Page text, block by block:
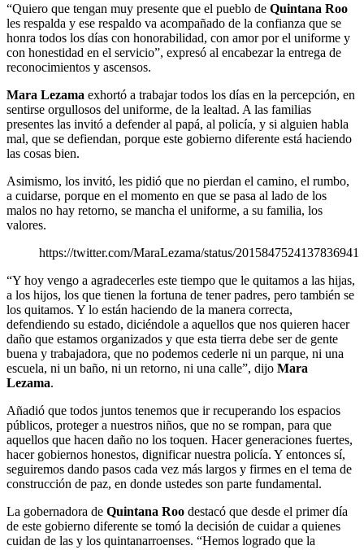
“Quiero que tengan muy presente que el pueblo de Quintana Roo
les respalda y ese respaldo va acompañado de la confianza que se
honra todos los días con honorabilidad, con amor por el uniforme y
con honestidad en el servicio”, expresó al encabezar la entrega de
reconocimientos y ascensos.
Mara Lezama exhortó a trabajar todos los días en la percepción, en
sentirse orgullosos del uniforme, de la lealtad. A las familias
presentes las invitó a defender al papá, al policía, y si alguien habla
mal, que se defiendan, porque este gobierno diferente está haciendo
las cosas bien.
Asimismo, los invitó, les pidió que no pierdan el camino, el rumbo,
a cuidarse, porque en el momento en que se pasa al lado de los
malos no hay retorno, se mancha el uniforme, a su familia, los
valores.
https://twitter.com/MaraLezama/status/2015847524137836941
“Y hoy vengo a agradecerles este tiempo que le quitamos a las hijas,
a los hijos, los que tienen la fortuna de tener padres, pero también se
los quitamos. Y lo están haciendo de la manera correcta,
defendiendo su estado, diciéndole a aquellos que nos quieren hacer
daño que estamos organizados y que esta tierra debe ser de gente
buena y trabajadora, que no podemos cederle ni un parque, ni una
escuela, ni un baño, ni un retorno, ni una calle”, dijo Mara
Lezama.
Añadió que todos juntos tenemos que ir recuperando los espacios
públicos, proteger a nuestros niños, que no se rompan, para que
aquellos que hacen daño no los toquen. Hacer generaciones fuertes,
hacer gobiernos honestos, dignificar nuestra policía. Y entonces sí,
seguiremos dando pasos cada vez más largos y firmes en el tema de
construcción de paz, en donde ustedes son parte fundamental.
La gobernadora de Quintana Roo destacó que desde el primer día
de este gobierno diferente se tomó la decisión de cuidar a quienes
cuidan de las y los quintanarroenses. “Hemos logrado que la